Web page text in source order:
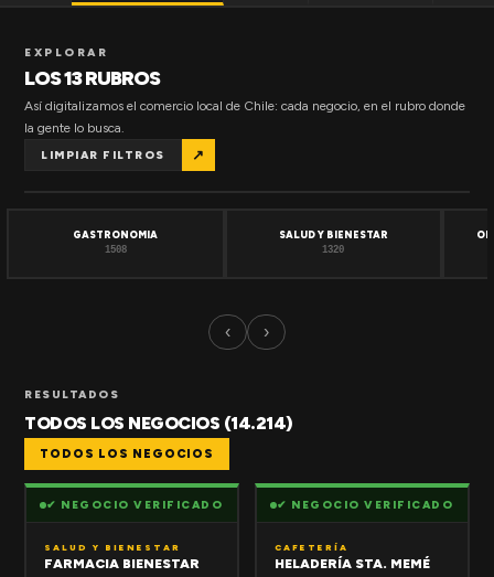
EXPLORAR
LOS 13 RUBROS
Así digitalizamos el comercio local de Chile: cada negocio, en el rubro donde
la gente lo busca.
LIMPIAR FILTROS ↗
GASTRONOMIA
1508
SALUD Y BIENESTAR
1320
‹ ›
RESULTADOS
TODOS LOS NEGOCIOS (14.214)
TODOS LOS NEGOCIOS
✔ NEGOCIO VERIFICADO
SALUD Y BIENESTAR
FARMACIA BIENESTAR
✔ NEGOCIO VERIFICADO
CAFETERÍA
HELADERÍA STA. MEMÉ